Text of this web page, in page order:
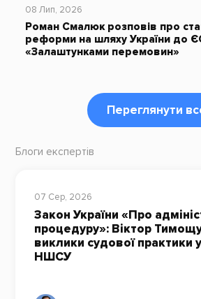
08 Лип, 2026
Роман Смалюк розповів про
реформи на шляху України до
«Залаштунками перемовин»
Переглянути
Блоги експертів
07 Сер, 2026
Закон України «Про
процедуру»: Віктор
виклики судової практики
НШСУ